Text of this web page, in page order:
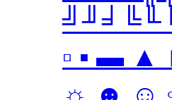
▫ ▪ ▬ ▲